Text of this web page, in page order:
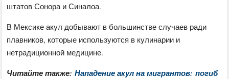
штатов Сонора и Синалоа.
В Мексике акул добывают в большинстве случаев ради
плавников, которые используются в кулинарии и
нетрадиционной медицине.
Читайте также:Нападение акул на мигрантов: погиб